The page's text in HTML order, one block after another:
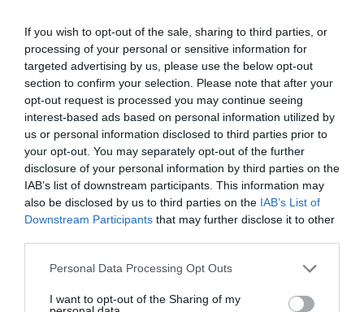
If you wish to opt-out of the sale, sharing to third parties, or
processing of your personal or sensitive information for
targeted advertising by us, please use the below opt-out
section to confirm your selection. Please note that after your
opt-out request is processed you may continue seeing
interest-based ads based on personal information utilized by
us or personal information disclosed to third parties prior to
your opt-out. You may separately opt-out of the further
disclosure of your personal information by third parties on the
IAB’s list of downstream participants. This information may
also be disclosed by us to third parties on the IAB’s List of
Downstream Participants that may further disclose it to other
Personal Data Processing Opt Outs
I want to opt-out of the Sharing of my
Colombia. De la Espriella toma posesión
como presidente, entre amenazas terroristas
del ELN y el sabotaje de la Izquierda
José Ángel Gutiérrez
OPINIÓN
Vox pide devolver a los hijos con sus padres...
y es fascista...el PNV opina lo mismo... y es
progresista
Redacción 06/08/26 17:03
ECONOMÍA
Siemens baja en bolsa, pese a que vuelve a
“Sánchez es un sinvergüenza que ha